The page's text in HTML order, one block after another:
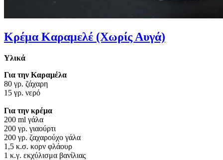
Κρέμα Καραμελέ (Χωρίς Αυγά)
Υλικά
Για την Καραμέλα
80 γρ. ζάχαρη
15 γρ. νερό
Για την κρέμα
200 ml γάλα
200 γρ. γιαούρτι
200 γρ. ζαχαρούχο γάλα
1,5 κ.σ. κορν φλάουρ
1 κ.γ. εκχύλισμα βανίλιας